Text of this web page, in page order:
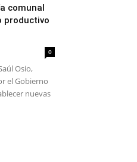
comunal
productivo
0
Osio,
el Gobierno
nuevas